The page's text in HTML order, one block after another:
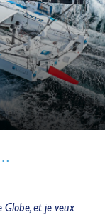
Globe, et je veux